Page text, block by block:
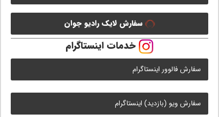
سفارش لایک رادیو جوان
خدمات اینستاگرام
سفارش فالوور اینستاگرام
سفارش ویو (بازدید) اینستاگرام